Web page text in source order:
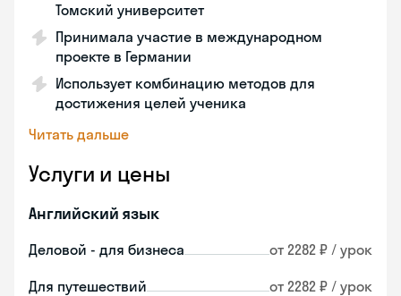
Томский университет
Принимала участие в международном
проекте в Германии
Использует комбинацию методов для
достижения целей ученика
Читать дальше
Услуги и цены
Английский язык
Деловой - для бизнеса от 2282 ₽ / урок
Для путешествий от 2282 ₽ / урок